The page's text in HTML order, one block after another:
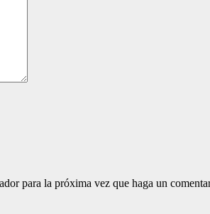
para la próxima vez que haga un